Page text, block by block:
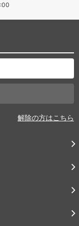
解除の方はこちら